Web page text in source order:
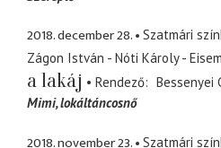
2018. december 28.
Szatmári
Zágon István - Nóti Károly -
a lakáj
Rendező
Bessenyei
Mimi lokáltáncosnő
2018. november 23.
Szatmári